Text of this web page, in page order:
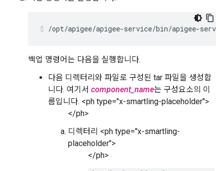
/opt/apigee/apigee-service/bin/apigee-
백업 명령어는 다음을 실행합니다.
다음 디렉터리와 파일로 구성된 tar 파일을 생성합
니다. 여기서 component_name는 구성요소의 이
름입니다. <ph type="x-smartling-placeholder">
</ph>
디렉터리 <ph type="x-smartling-
placeholder">
</ph>